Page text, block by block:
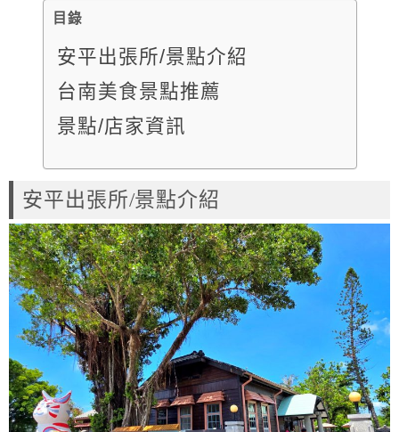
目錄
安平出張所/景點介紹
台南美食景點推薦
景點/店家資訊
安平出張所/景點介紹